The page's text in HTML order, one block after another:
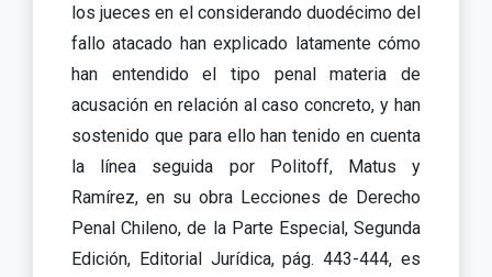
los jueces en el considerando duodécimo del
fallo atacado han explicado latamente cómo
han entendido el tipo penal materia de
acusación en relación al caso concreto, y han
sostenido que para ello han tenido en cuenta
la línea seguida por Politoff, Matus y
Ramírez, en su obra Lecciones de Derecho
Penal Chileno, de la Parte Especial, Segunda
Edición, Editorial Jurídica, pág. 443-444, es